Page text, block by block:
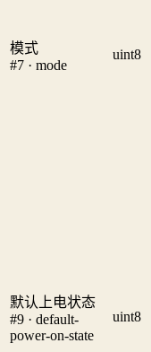
模式
#7 · mode
uint8
默认上电状态
#9 · default-
power-on-state
uint8